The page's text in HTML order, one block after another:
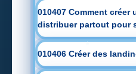
010407 Comment créer
distribuer partout pour
010406 Créer des